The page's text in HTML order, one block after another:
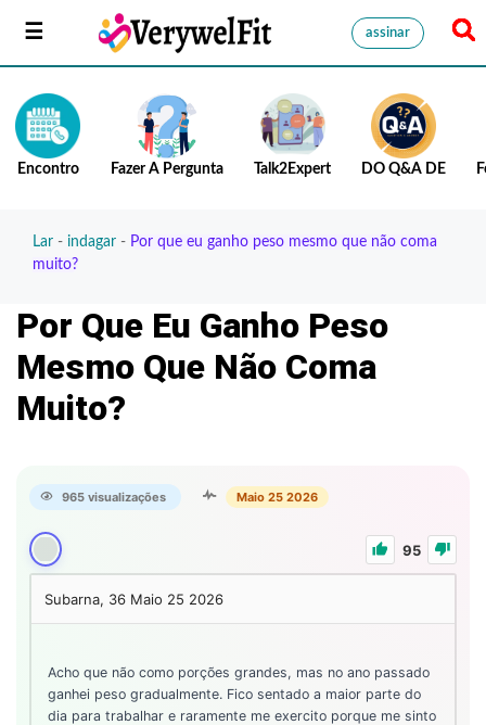
assinar
Encontro Fazer A Pergunta Talk2Expert DO Q&A DE
Lar - indagar - Por que eu ganho peso mesmo que não coma
muito?
Por Que Eu Ganho Peso
Mesmo Que Não Coma
Muito?
965 visualizações Maio 25 2026
95
Subarna, 36 Maio 25 2026
Acho que não como porções grandes, mas no ano passado
ganhei peso gradualmente. Fico sentado a maior parte do
dia para trabalhar e raramente me exercito porque me sinto